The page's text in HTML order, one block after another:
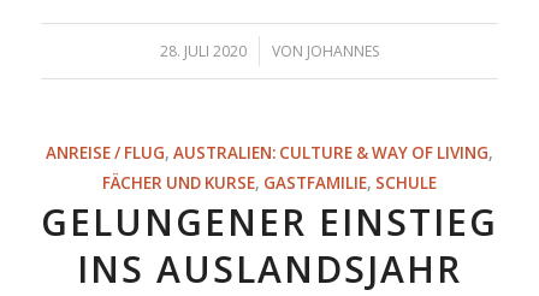
28. JULI 2020
/ VON JOHANNES
ANREISE / FLUG, AUSTRALIEN: CULTURE & WAY OF LIVING,
FÄCHER UND KURSE, GASTFAMILIE, SCHULE
GELUNGENER EINSTIEG
INS AUSLANDSJAHR